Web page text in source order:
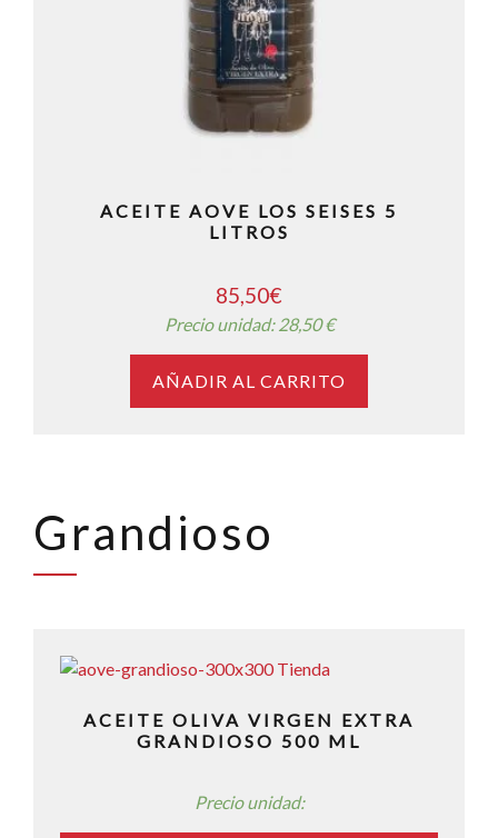
ACEITE AOVE LOS SEISES 5
LITROS
85,50€
Precio unidad: 28,50 €
AÑADIR AL CARRITO
Grandioso
ACEITE OLIVA VIRGEN EXTRA
GRANDIOSO 500 ML
Precio unidad: